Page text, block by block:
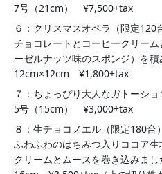
7号（21cm） ¥7,500+tax
６：クリスマスオペラ（限定120
チョコレートとコーヒークリー
ーゼルナッツ味のスポンジ）を積
12cm×12cm ¥1,800+tax
７：ちょっぴり大人なガトーショ
5号（15cm） ¥3,000+tax
８：生チョコノエル（限定180台）
ふわふわのはちみつ入りココア
クリームとムースを巻き込みまし